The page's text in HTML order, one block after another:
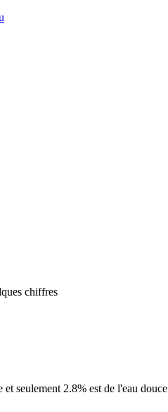
chiffres
et seulement 2.8% est de l'eau douce